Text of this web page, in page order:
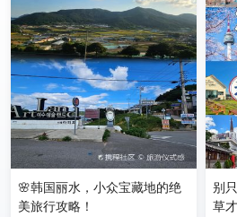
🌸韩国丽水，小众宝藏地的绝
美旅行攻略！
别
草